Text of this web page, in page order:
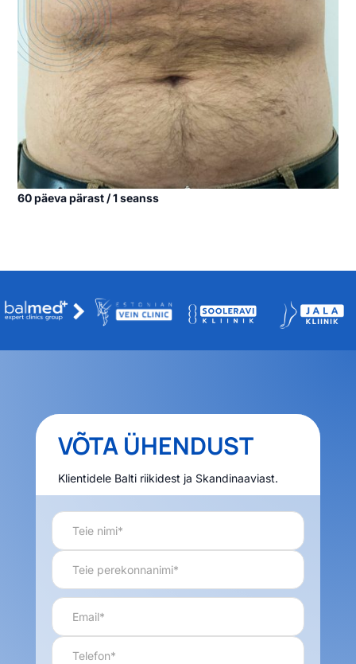
60 päeva pärast / 1 seanss
VÕTA ÜHENDUST
Klientidele Balti riikidest ja Skandinaaviast.